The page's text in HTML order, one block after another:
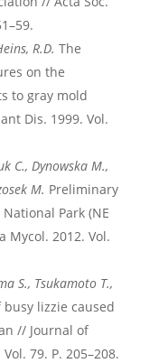
R.D. The
on the
to gray mold
Dis. 1999. Vol.
C., Dynowska M.,
M. Preliminary
Park (NE
Mycol. 2012. Vol.
S., Tsukamoto T.,
lizzie caused
// Journal of
79. P. 205–208.